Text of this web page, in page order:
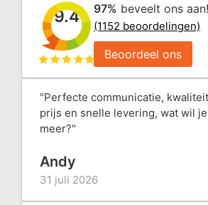
9.4 97% beveelt ons aan!
(1152 beoordelingen)
Beoordeel ons
"Perfecte communicatie,
prijs en snelle levering, wat wil je
meer?"
Andy
31 juli 2026